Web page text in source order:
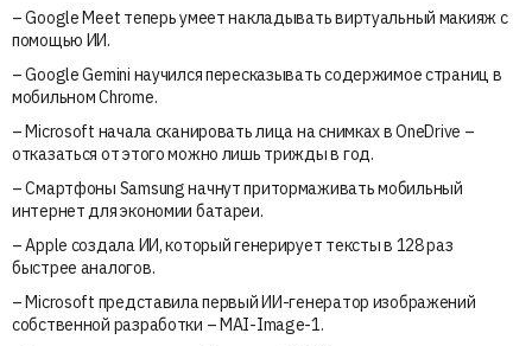
– Google Meet теперь умеет накладывать виртуальный макияж с
помощью ИИ.
– Google Gemini научился пересказывать содержимое страниц в
мобильном Chrome.
– Microsoft начала сканировать лица на снимках в OneDrive –
отказаться от этого можно лишь трижды в год.
– Смартфоны Samsung начнут притормаживать мобильный
интернет для экономии батареи.
– Apple создала ИИ, который генерирует тексты в 128 раз
быстрее аналогов.
– Microsoft представила первый ИИ-генератор изображений
собственной разработки – MAI-Image-1.